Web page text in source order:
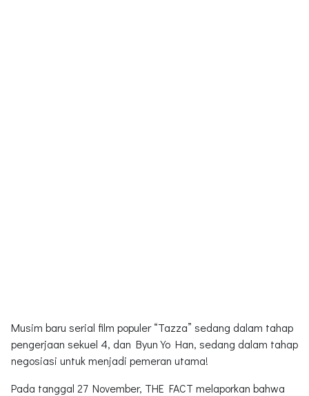
Musim baru serial film populer “Tazza” sedang dalam tahap
pengerjaan sekuel 4, dan Byun Yo Han, sedang dalam tahap
negosiasi untuk menjadi pemeran utama!
Pada tanggal 27 November, THE FACT melaporkan bahwa